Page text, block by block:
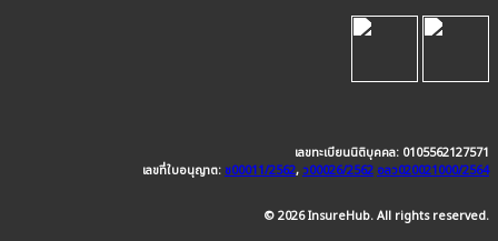
เลขทะเบียนนิติบุคคล: 0105562127571
เลขที่ใบอนุญาต:ช00011/2562,ว00026/2562อลว020021000/2564
© 2026 InsureHub. All rights reserved.